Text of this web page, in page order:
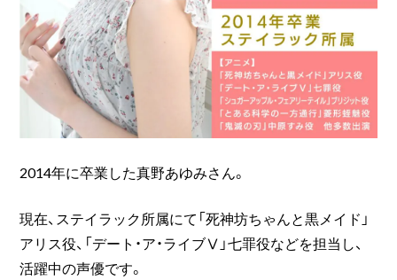
2014年に卒業した真野あゆみさん。
現在、ステイラック所属にて「死神坊ちゃんと黒メイド」
アリス役、「デート・ア・ライブⅤ」七罪役などを担当し、
活躍中の声優です。